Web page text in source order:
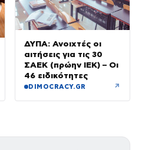
ΔΥΠΑ: Ανοιχτές οι
αιτήσεις για τις 30
ΣΑΕΚ (πρώην ΙΕΚ) – Οι
46 ειδικότητες
DIMOCRACY.GR ↗